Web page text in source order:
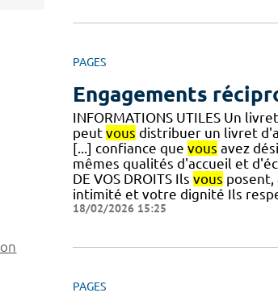
PAGES
Engagements
INFORMATIONS UTILES Un
peut vous distribuer un livret
[...] confiance que vous avez
mêmes qualités d'accueil et
DE VOS DROITS Ils vous
intimité et votre dignité Ils
18/02/2026 15:25
PAGES